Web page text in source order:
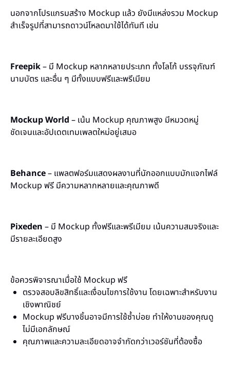
นอกจากโปรแกรมสร้าง Mockup แล้ว ยังมีแหล่งรวม Mockup
สำเร็จรูปที่สามารถดาวน์โหลดมาใช้ได้ทันที เช่น
Freepik– มี Mockup หลากหลายประเภท ทั้งโลโก้ บรรจุภัณฑ์
นามบัตร และอื่น ๆ มีทั้งแบบฟรีและพรีเมียม
Mockup World – เน้น Mockup คุณภาพสูง มีหมวดหมู่
ชัดเจนและอัปเดตเทมเพลตใหม่อยู่เสมอ
Behance– แพลตฟอร์มแสดงผลงานที่นักออกแบบมักแจกไฟล์
Mockup ฟรี มีความหลากหลายและคุณภาพดี
Pixeden – มี Mockup ทั้งฟรีและพรีเมียม เน้นความสมจริงและ
มีรายละเอียดสูง
ข้อควรพิจารณาเมื่อใช้ Mockup ฟรี
ตรวจสอบลิขสิทธิ์และเงื่อนไขการใช้งาน โดยเฉพาะสำหรับงาน
เชิงพาณิชย์
Mockup ฟรีบางชิ้นอาจมีการใช้ซ้ำบ่อย ทำให้งานของคุณดู
ไม่มีเอกลักษณ์
คุณภาพและความละเอียดอาจจำกัดกว่าเวอร์ชันที่ต้องซื้อ